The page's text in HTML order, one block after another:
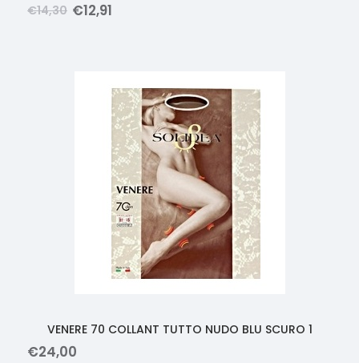
€14,30 €12,91
VENERE 70 COLLANT TUTTO NUDO BLU SCURO 1
€24,00